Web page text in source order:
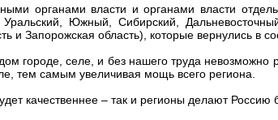
органами власти и органами власти
Южный, Сибирский,
и Запорожская область), которые вернулись в
городе, селе, и без нашего труда невозможно
тем самым увеличивая мощь всего региона.
качественнее – так и регионы делают Россию